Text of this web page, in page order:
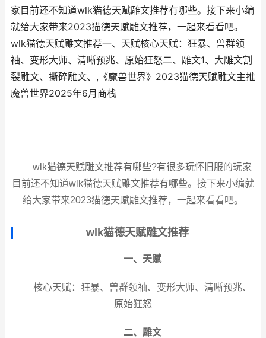
家目前还不知道wlk猫德天赋雕文推荐有哪些。接下来小编
就给大家带来2023猫德天赋雕文推荐，一起来看看吧。
wlk猫德天赋雕文推荐一、天赋核心天赋：狂暴、兽群领
袖、变形大师、清晰预兆、原始狂怒二、雕文1、大雕文割
裂雕文、撕碎雕文、,《魔兽世界》2023猫德天赋雕文主推
魔兽世界2025年6月商栈
wlk猫德天赋雕文推荐有哪些?有很多玩怀旧服的玩家
目前还不知道wlk猫德天赋雕文推荐有哪些。接下来小编就
给大家带来2023猫德天赋雕文推荐，一起来看看吧。
wlk猫德天赋雕文推荐
一、天赋
核心天赋：狂暴、兽群领袖、变形大师、清晰预兆、
原始狂怒
二、雕文